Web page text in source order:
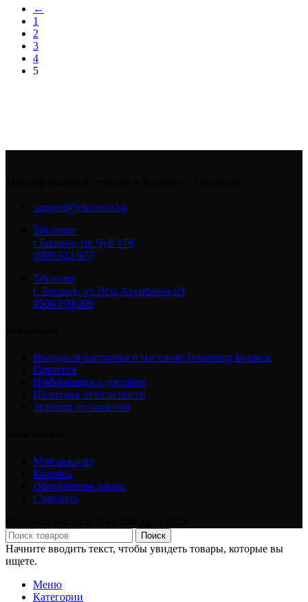
←
1
2
3
4
5
support@teknomir.kg
Teknomir
г.Бишкек, пр.Чуй 178
0999 312 077
Teknomir
г. Бишкек, ул.Исы Ахунбаева 69
0500 199 000
Выгодная рассрочка в магазине Текномир Бишкек
Гарантия
Информация о доставке
Политика безопасности
Условия соглашения
Мой аккаунт
Корзина
Оформление заказа
Сравнить
Поиск
Начните вводить текст, чтобы увидеть товары, которые вы
ищете.
Меню
Категории